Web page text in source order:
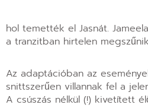
hol temették el Jasnát.
a tranzitban hirtelen
Az adaptációban az
snittszerűen villannak fel a
A csúszás nélkül (!) kivetített